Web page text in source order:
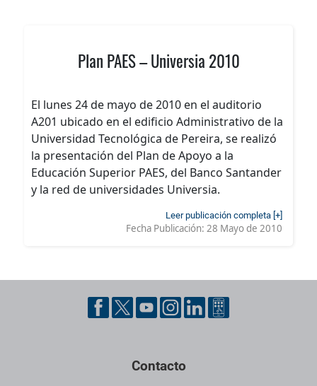
Plan PAES – Universia 2010
El lunes 24 de mayo de 2010 en el auditorio
A201 ubicado en el edificio Administrativo de la
Universidad Tecnológica de Pereira, se realizó
la presentación del Plan de Apoyo a la
Educación Superior PAES, del Banco Santander
y la red de universidades Universia.
Leer publicación completa [+]
Fecha Publicación: 28 Mayo de 2010
Contacto